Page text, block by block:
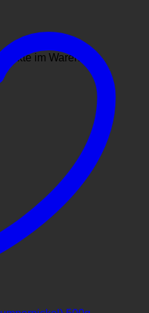
im Warenkorb.